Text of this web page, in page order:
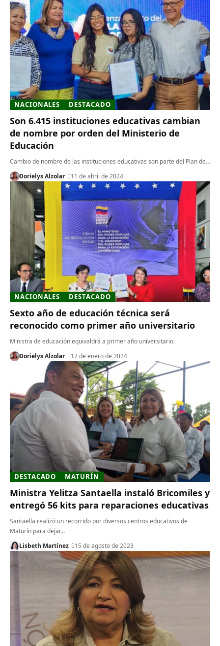
NACIONALES DESTACADO
Son 6.415 instituciones educativas cambian
de nombre por orden del Ministerio de
Educación
Cambio de nombre de las instituciones educativas son parte del Plan de…
Dorielys Alzolar
11 de abril de 2024
NACIONALES DESTACADO
Sexto año de educación técnica será
reconocido como primer año universitario
Ministra de educación equivaldrá a primer año universitario.
Dorielys Alzolar
17 de enero de 2024
DESTACADO MATURÍN
Ministra Yelitza Santaella instaló Bricomiles y
entregó 56 kits para reparaciones educativas
Santaella realizó un recorrido por diversos centros educativos de
Maturín para dejar…
Lisbeth Martínez
15 de agosto de 2023